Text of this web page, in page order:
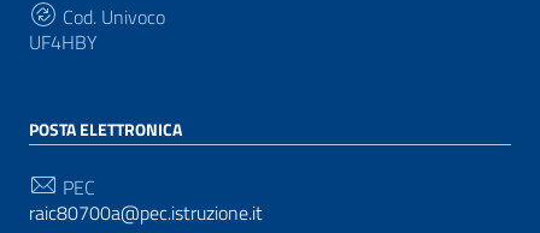
Cod. Univoco
UF4HBY
POSTA ELETTRONICA
PEC
raic80700a@pec.istruzione.it